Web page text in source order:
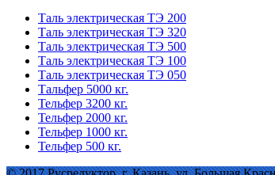
Таль электрическая ТЭ 200
Таль электрическая ТЭ 320
Таль электрическая ТЭ 500
Таль электрическая ТЭ 100
Таль электрическая ТЭ 050
Тальфер 5000 кг.
Тельфер 3200 кг.
Тельфер 2000 кг.
Тельфер 1000 кг.
Тельфер 500 кг.